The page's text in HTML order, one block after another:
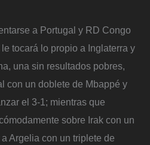
a Portugal y RD Congo
tocará lo propio a Inglaterra y
una sin resultados pobres,
con un doblete de Mbappé y
el 3-1; mientras que
sobre Irak con un
Argelia con un triplete de